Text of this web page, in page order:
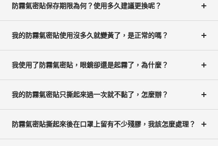
防霧氣密貼保存期限為何？使用多久建議更換呢？
我的防霧氣密貼使用沒多久就變黃了，是正常的嗎？
我使用了防霧氣密貼，眼鏡卻還是起霧了，為什麼？
我的防霧氣密貼只撕起來過一次就不黏了，怎麼辦？
防霧氣密貼撕起來後在口罩上留有不少殘膠，我該怎麼處理？